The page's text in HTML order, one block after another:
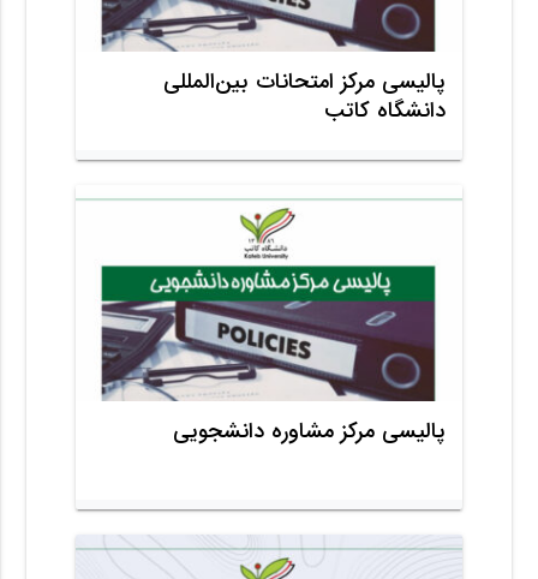
پالیسی مرکز امتحانات بین‌المللی
دانشگاه کاتب
پالیسی مرکز مشاوره دانشجویی